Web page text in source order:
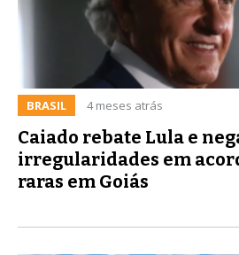
BRASIL 4 meses atrás
Caiado rebate Lula e
irregularidades em
raras em Goiás